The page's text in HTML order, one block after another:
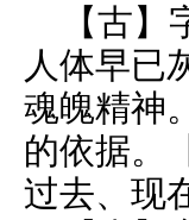
【古】
人体早已
魂魄精神
的依据。
过去、现